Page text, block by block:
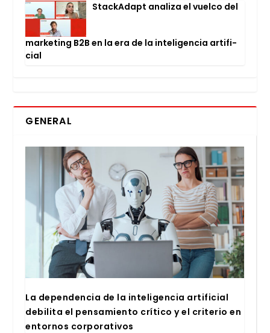
Stac­kA­dapt ana­li­za el vuel­co del
mar­ke­ting B2B en la era de la inte­li­gen­cia arti­fi­
cial
GENERAL
La depen­den­cia de la inte­li­gen­cia arti­fi­cial
debi­li­ta el pen­sa­mien­to crí­ti­co y el cri­te­rio en
entor­nos cor­po­ra­ti­vos